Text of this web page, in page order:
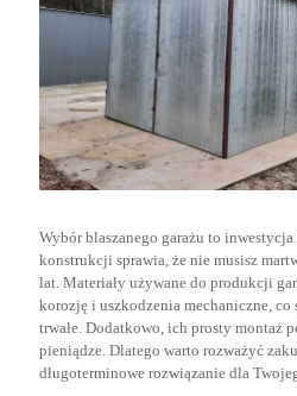
Wybór blaszanego garażu to inwestycja
konstrukcji sprawia, że nie musisz
lat. Materiały używane do produkcji
korozję i uszkodzenia mechaniczne, co
trwałe. Dodatkowo, ich prosty montaż
pieniądze. Dlatego warto rozważyć
długoterminowe rozwiązanie dla